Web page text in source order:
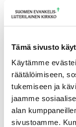
Tämä sivusto
Käytämme
räätälöimiseen,
tukemiseen ja
jaamme
alan
sivustoamme.
Tulevia
Ikkunoita kristilliseen
Toimistoväen
Takaisin tapahtumiin